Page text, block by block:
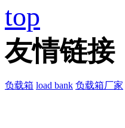
top
友情链接
负载箱 load bank 负载箱厂家